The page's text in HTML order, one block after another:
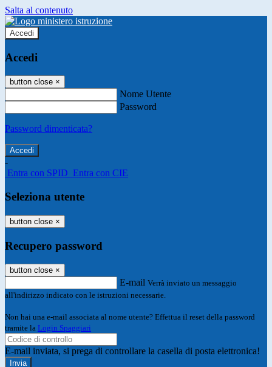
Salta al contenuto
Accedi
Accedi
button close ×
Nome Utente
Password
Password dimenticata?
-
Entra con SPID Entra con CIE
Seleziona utente
button close ×
Recupero password
button close ×
E-mail Verrà inviato un messaggio
all'indirizzo indicato con le istruzioni necessarie.
Non hai una e-mail associata al nome utente? Effettua il reset della password
tramite la Login Spaggiari
E-mail inviata, si prega di controllare la casella di posta elettronica!